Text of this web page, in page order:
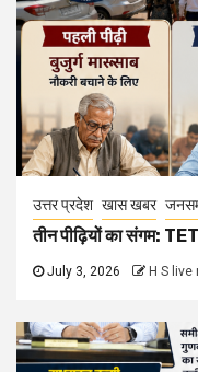
उत्तर प्रदेश खास खबर
तीन पीढ़ियों का संगम:
July 3, 2026 H S live